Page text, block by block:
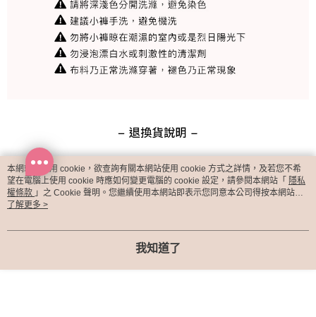
本網站中使用 cookie，欲查詢有關本網站使用 cookie 方式之詳情，及若您不希
望在電腦上使用 cookie 時應如何變更電腦的 cookie 設定，請參閱本網站「 隱私
權條款 」之 Cookie 聲明。您繼續使用本網站即表示您同意本公司得按本網站使
用條款之 Cookie 聲明使用 cookie。
了解更多 >
我知道了